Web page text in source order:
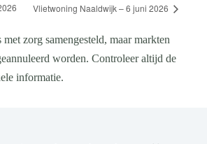
Vlietwoning Naaldwijk – 6 juni 2026
zorg samengesteld, maar markten
worden. Controleer altijd de
informatie.